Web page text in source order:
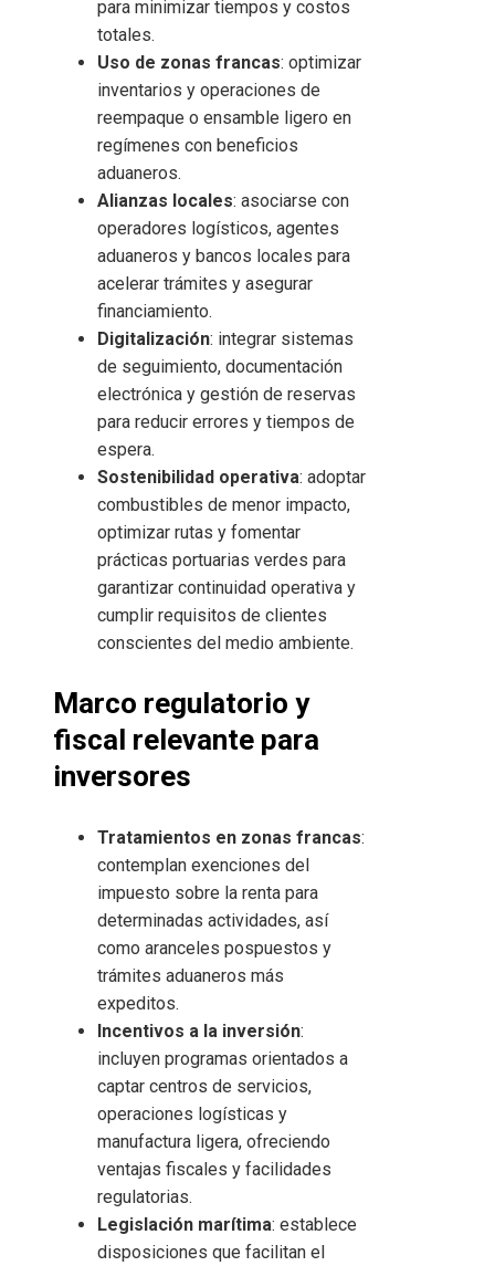
para minimizar tiempos y costos
totales.
Uso de zonas francas: optimizar
inventarios y operaciones de
reempaque o ensamble ligero en
regímenes con beneficios
aduaneros.
Alianzas locales: asociarse con
operadores logísticos, agentes
aduaneros y bancos locales para
acelerar trámites y asegurar
financiamiento.
Digitalización: integrar sistemas
de seguimiento, documentación
electrónica y gestión de reservas
para reducir errores y tiempos de
espera.
Sostenibilidad operativa: adoptar
combustibles de menor impacto,
optimizar rutas y fomentar
prácticas portuarias verdes para
garantizar continuidad operativa y
cumplir requisitos de clientes
conscientes del medio ambiente.
Marco regulatorio y
fiscal relevante para
inversores
Tratamientos en zonas francas:
contemplan exenciones del
impuesto sobre la renta para
determinadas actividades, así
como aranceles pospuestos y
trámites aduaneros más
expeditos.
Incentivos a la inversión:
incluyen programas orientados a
captar centros de servicios,
operaciones logísticas y
manufactura ligera, ofreciendo
ventajas fiscales y facilidades
regulatorias.
Legislación marítima: establece
disposiciones que facilitan el